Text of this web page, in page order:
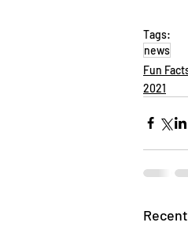
Tags:
news
Fun
2021